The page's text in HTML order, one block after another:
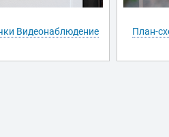
Видеонаблюдение План-